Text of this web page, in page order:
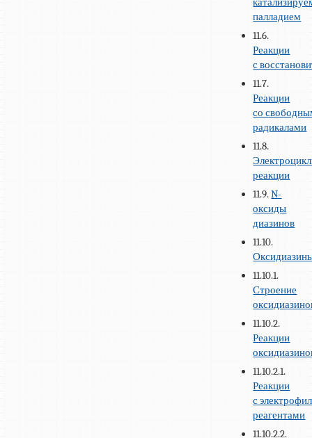
палладием
11.6.
Реакции
с
11.7.
Реакции
со
радикалами
11.8.
реакции
11.9.N-
оксиды
диазинов
11.10.
11.10.1.
Строение
11.10.2.
Реакции
11.10.2.1.
Реакции
с
реагентами
11.10.2.2.